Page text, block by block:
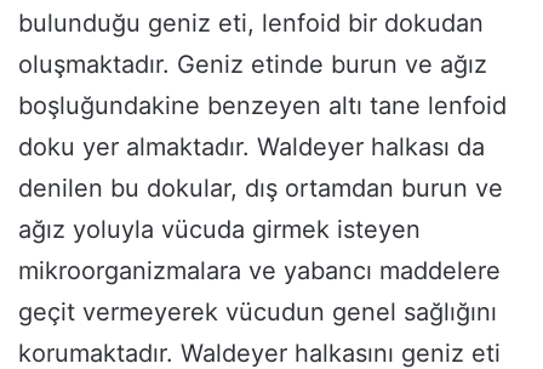
bulunduğu geniz eti, lenfoid bir dokudan
oluşmaktadır. Geniz etinde burun ve ağız
boşluğundakine benzeyen altı tane lenfoid
doku yer almaktadır. Waldeyer halkası da
denilen bu dokular, dış ortamdan burun ve
ağız yoluyla vücuda girmek isteyen
mikroorganizmalara ve yabancı maddelere
geçit vermeyerek vücudun genel sağlığını
korumaktadır. Waldeyer halkasını geniz eti